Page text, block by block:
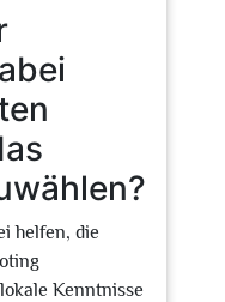
helfen, die
Kenntnisse